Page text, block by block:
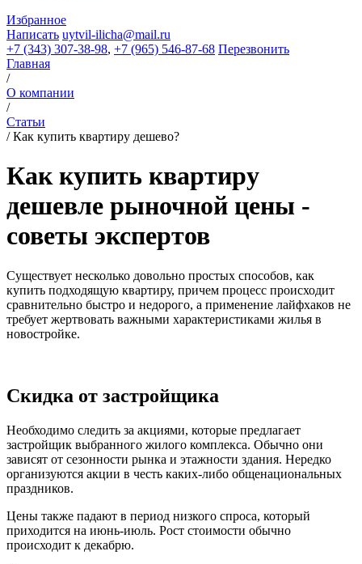
Избранное
Написать uytvil-ilicha@mail.ru
+7 (343) 307-38-98, +7 (965) 546-87-68 Перезвонить
Главная
/
О компании
/
Статьи
/Как купить квартиру дешево?
Как купить квартиру
дешевле рыночной цены -
советы экспертов
Существует несколько довольно простых способов, как
купить подходящую квартиру, причем процесс происходит
сравнительно быстро и недорого, а применение лайфхаков не
требует жертвовать важными характеристиками жилья в
новостройке.
Скидка от застройщика
Необходимо следить за акциями, которые предлагает
застройщик выбранного жилого комплекса. Обычно они
зависят от сезонности рынка и этажности здания. Нередко
организуются акции в честь каких-либо общенациональных
праздников.
Цены также падают в период низкого спроса, который
приходится на июнь-июль. Рост стоимости обычно
происходит к декабрю.